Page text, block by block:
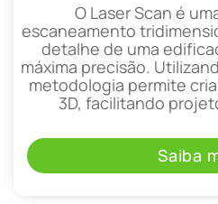
O Laser Scan é
escaneamento
detalhe de uma
máxima precisão.
metodologia permite
3D, facilitando
Saiba